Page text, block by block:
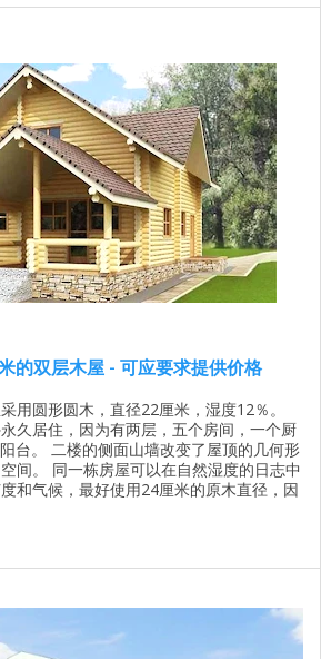
的双层木屋 - 可应要求提供价格
用圆形圆木，直径22厘米，湿度12％。
久居住，因为有两层，五个房间，一个厨
台。 二楼的侧面山墙改变了屋顶的几何形
间。 同一栋房屋可以在自然湿度的日志中
和气候，最好使用24厘米的原木直径，因
木材将稳定在9％。 了解基地的价格 木屋
平方米 总面积 125.56平方米 一楼面积
48.42平方米 屋顶面积 平方米。 ...